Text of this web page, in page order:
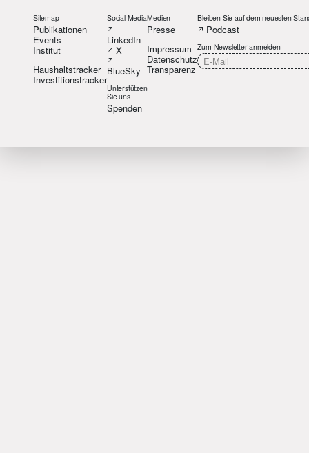
Sitemap
Publikationen
Events
Institut
Haushaltstracker
Investitionstracker
Social Media
LinkedIn
X
BlueSky
Unterstützen
Sie uns
Spenden
Medien
Presse
Impressum
Datenschutz
Transparenz
Bleiben Sie auf dem neuesten
Podcast
Zum Newsletter anmelden